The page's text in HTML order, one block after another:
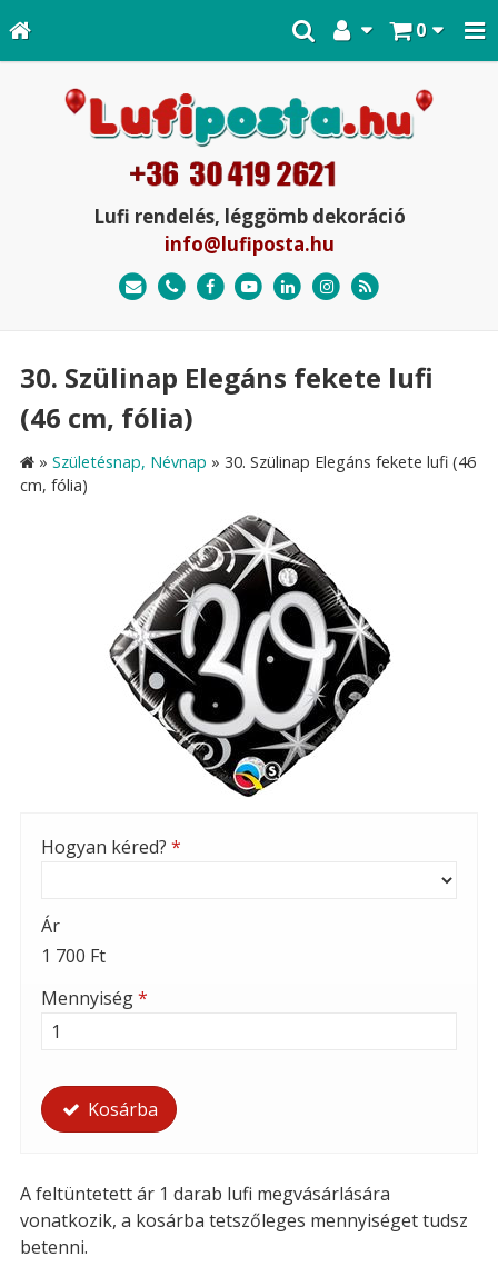
0
Lufi rendelés, léggömb dekoráció
info@lufiposta.hu
30. Szülinap Elegáns fekete lufi
(46 cm, fólia)
» Születésnap, Névnap » 30. Szülinap Elegáns fekete lufi (46
cm, fólia)
Hogyan kéred? *
Ár
1 700 Ft
Mennyiség*
Kosárba
A feltüntetett ár 1 darab lufi megvásárlására
vonatkozik, a kosárba tetszőleges mennyiséget tudsz
betenni.